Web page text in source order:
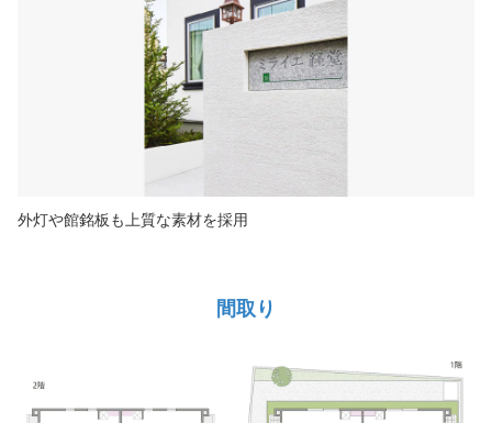
外灯や館銘板も上質な素材を採用
間取り